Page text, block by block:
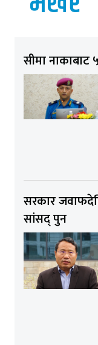
सीमा नाकाबाट
सरकार
सांसद् पुन